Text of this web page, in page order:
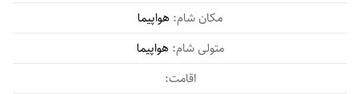
هواپیما
هواپیما